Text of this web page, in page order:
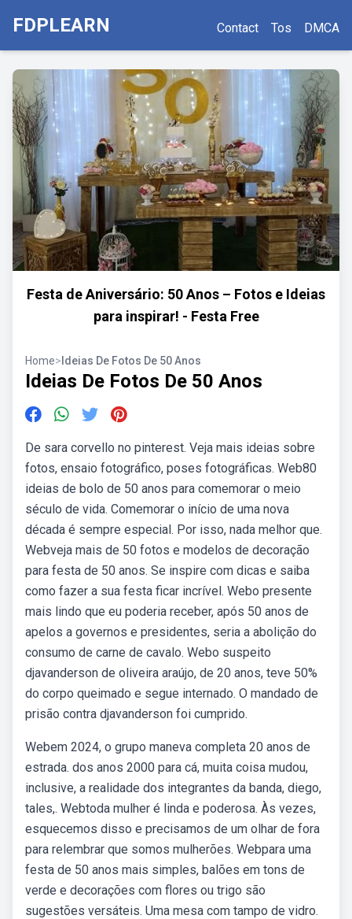
FDPLEARN Contact Tos DMCA
Festa de Aniversário: 50 Anos – Fotos e Ideias
para inspirar! - Festa Free
Home> Ideias De Fotos De 50 Anos
Ideias De Fotos De 50 Anos
De sara corvello no pinterest. Veja mais ideias sobre
fotos, ensaio fotográfico, poses fotográficas. Web80
ideias de bolo de 50 anos para comemorar o meio
século de vida. Comemorar o início de uma nova
década é sempre especial. Por isso, nada melhor que.
Webveja mais de 50 fotos e modelos de decoração
para festa de 50 anos. Se inspire com dicas e saiba
como fazer a sua festa ficar incrível. Webo presente
mais lindo que eu poderia receber, após 50 anos de
apelos a governos e presidentes, seria a abolição do
consumo de carne de cavalo. Webo suspeito
djavanderson de oliveira araújo, de 20 anos, teve 50%
do corpo queimado e segue internado. O mandado de
prisão contra djavanderson foi cumprido.
Webem 2024, o grupo maneva completa 20 anos de
estrada. dos anos 2000 para cá, muita coisa mudou,
inclusive, a realidade dos integrantes da banda, diego,
tales,. Webtoda mulher é linda e poderosa. Às vezes,
esquecemos disso e precisamos de um olhar de fora
para relembrar que somos mulherões. Webpara uma
festa de 50 anos mais simples, balões em tons de
verde e decorações com flores ou trigo são
sugestões versáteis. Uma mesa com tampo de vidro.